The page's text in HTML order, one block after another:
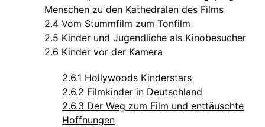
Menschen zu den Kathedralen des Films
2.4 Vom Stummfilm zum Tonfilm
2.5 Kinder und Jugendliche als Kinobesucher
2.6 Kinder vor der Kamera
2.6.1 Hollywoods Kinderstars
2.6.2 Filmkinder in Deutschland
2.6.3 Der Weg zum Film und enttäuschte
Hoffnungen